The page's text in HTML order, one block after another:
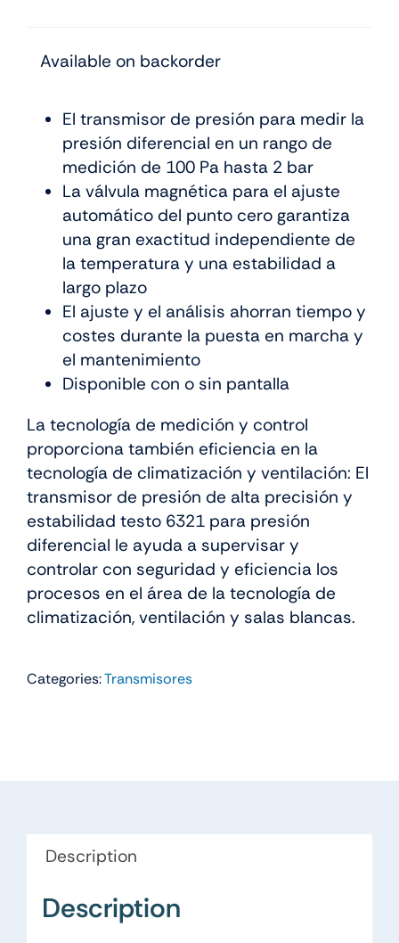
Available on backorder
El transmisor de presión para medir la
presión diferencial en un rango de
medición de 100 Pa hasta 2 bar
La válvula magnética para el ajuste
automático del punto cero garantiza
una gran exactitud independiente de
la temperatura y una estabilidad a
largo plazo
El ajuste y el análisis ahorran tiempo y
costes durante la puesta en marcha y
el mantenimiento
Disponible con o sin pantalla
La tecnología de medición y control
proporciona también eficiencia en la
tecnología de climatización y ventilación: El
transmisor de presión de alta precisión y
estabilidad testo 6321 para presión
diferencial le ayuda a supervisar y
controlar con seguridad y eficiencia los
procesos en el área de la tecnología de
climatización, ventilación y salas blancas.
Categories:Transmisores
Description
Description